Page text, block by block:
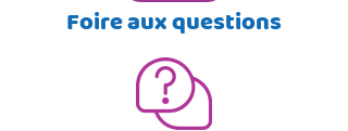
Foire aux questions